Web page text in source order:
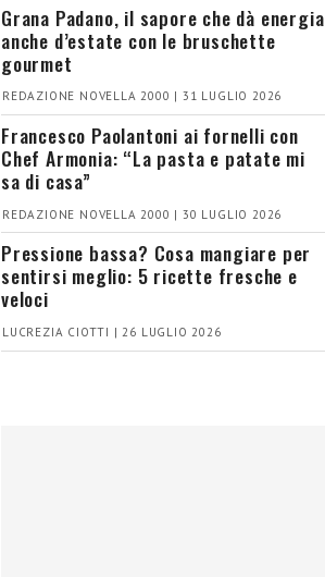
Grana Padano, il sapore che dà energia
anche d’estate con le bruschette
gourmet
REDAZIONE NOVELLA 2000 | 31 LUGLIO 2026
Francesco Paolantoni ai fornelli con
Chef Armonia: “La pasta e patate mi
sa di casa”
REDAZIONE NOVELLA 2000 | 30 LUGLIO 2026
Pressione bassa? Cosa mangiare per
sentirsi meglio: 5 ricette fresche e
veloci
LUCREZIA CIOTTI | 26 LUGLIO 2026